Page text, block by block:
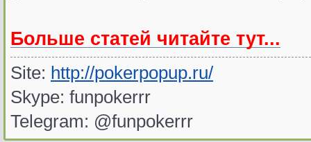
Больше статей читайте тут...
Site: http://pokerpopup.ru/
Skype: funpokerrr
Telegram: @funpokerrr